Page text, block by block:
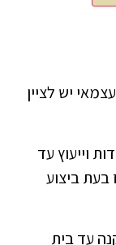
עצמאי יש לציין
וייעוץ עד
זו תקוזז בעת ביצוע
עד בית